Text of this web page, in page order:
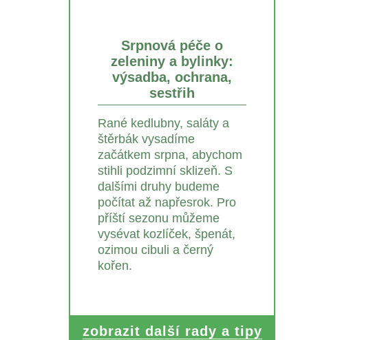
Srpnová péče o
zeleniny a bylinky:
výsadba, ochrana,
sestřih
Rané kedlubny, saláty a
štěrbák vysadíme
začátkem srpna, abychom
stihli podzimní sklizeň. S
dalšími druhy budeme
počítat až napřesrok. Pro
příští sezonu můžeme
vysévat kozlíček, špenát,
ozimou cibuli a černý
kořen.
zobrazit další rady a tipy